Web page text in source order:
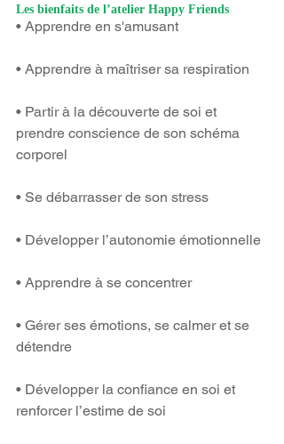
Les bienfaits de l’atelier Happy Friends
• Apprendre en s'amusant
• Apprendre à maîtriser sa respiration
• Partir à la découverte de soi et
prendre conscience de son schéma
corporel
• Se débarrasser de son stress
• Développer l’autonomie émotionnelle
• Apprendre à se concentrer
• Gérer ses émotions, se calmer et se
détendre
• Développer la confiance en soi et
renforcer l’estime de soi